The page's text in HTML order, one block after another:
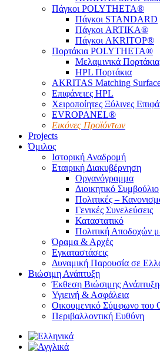
Πάγκοι POLYTHETA®
Πάγκοι STANDARD
Πάγκοι ARTIKA®
Πάγκοι AKRITOP®
Πορτάκια POLYTHETA®
Μελαμινικά Πορτάκια
HPL Πορτάκια
AKRITAS Matching
Επιφάνειες HPL
Χειροποίητες Ξύλινες
EVROPANEL®
Εικόνες Προϊόντων
Projects
Όμιλος
Ιστορική Αναδρομή
Εταιρική Διακυβέρνηση
Οργανόγραμμα
Διοικητικό Συμβούλιο
Πολιτικές –
Γενικές Συνελεύσεις
Καταστατικό
Πολιτική Αποδοχών
Όραμα & Αρχές
Εγκαταστάσεις
Δυναμική Παρουσία σε
Βιώσιμη Ανάπτυξη
Έκθεση Βιώσιμης
Υγιεινή & Ασφάλεια
Οικουμενικό Σύμφωνο
Περιβαλλοντική Ευθύνη